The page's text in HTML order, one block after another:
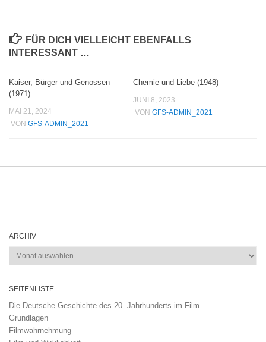
FÜR DICH VIELLEICHT EBENFALLS
INTERESSANT …
Kaiser, Bürger und Genossen
(1971)
MAI 21, 2024
VON GFS-ADMIN_2021
Chemie und Liebe (1948)
JUNI 8, 2023
VON GFS-ADMIN_2021
ARCHIV
Archiv
SEITENLISTE
Die Deutsche Geschichte des 20. Jahrhunderts im Film
Grundlagen
Filmwahrnehmung